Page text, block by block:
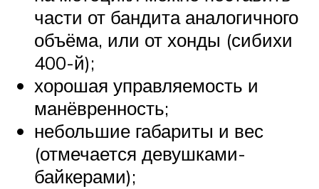
части от бандита аналогичного
объёма, или от хонды (сибихи
400-й);
хорошая управляемость и
манёвренность;
небольшие габариты и вес
(отмечается девушками-
байкерами);